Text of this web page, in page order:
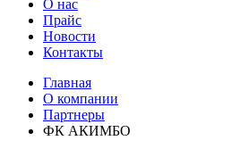
О нас
Прайс
Новости
Контакты
Главная
О компании
Партнеры
ФК АКИМБО